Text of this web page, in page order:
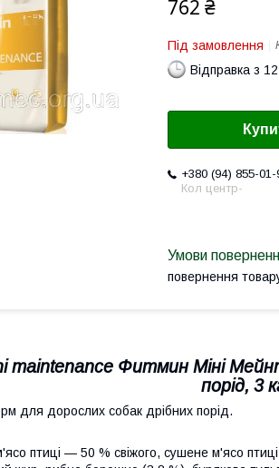
762 ₴
Під замовлення
Відправка з
+380 (94) 855-01-
Кол центр-
повернення
maintenance Фитмин Міні
порід, 3
для дорослих собак дрібних порід.
птиці — 50 % свіжого, сушене м'ясо